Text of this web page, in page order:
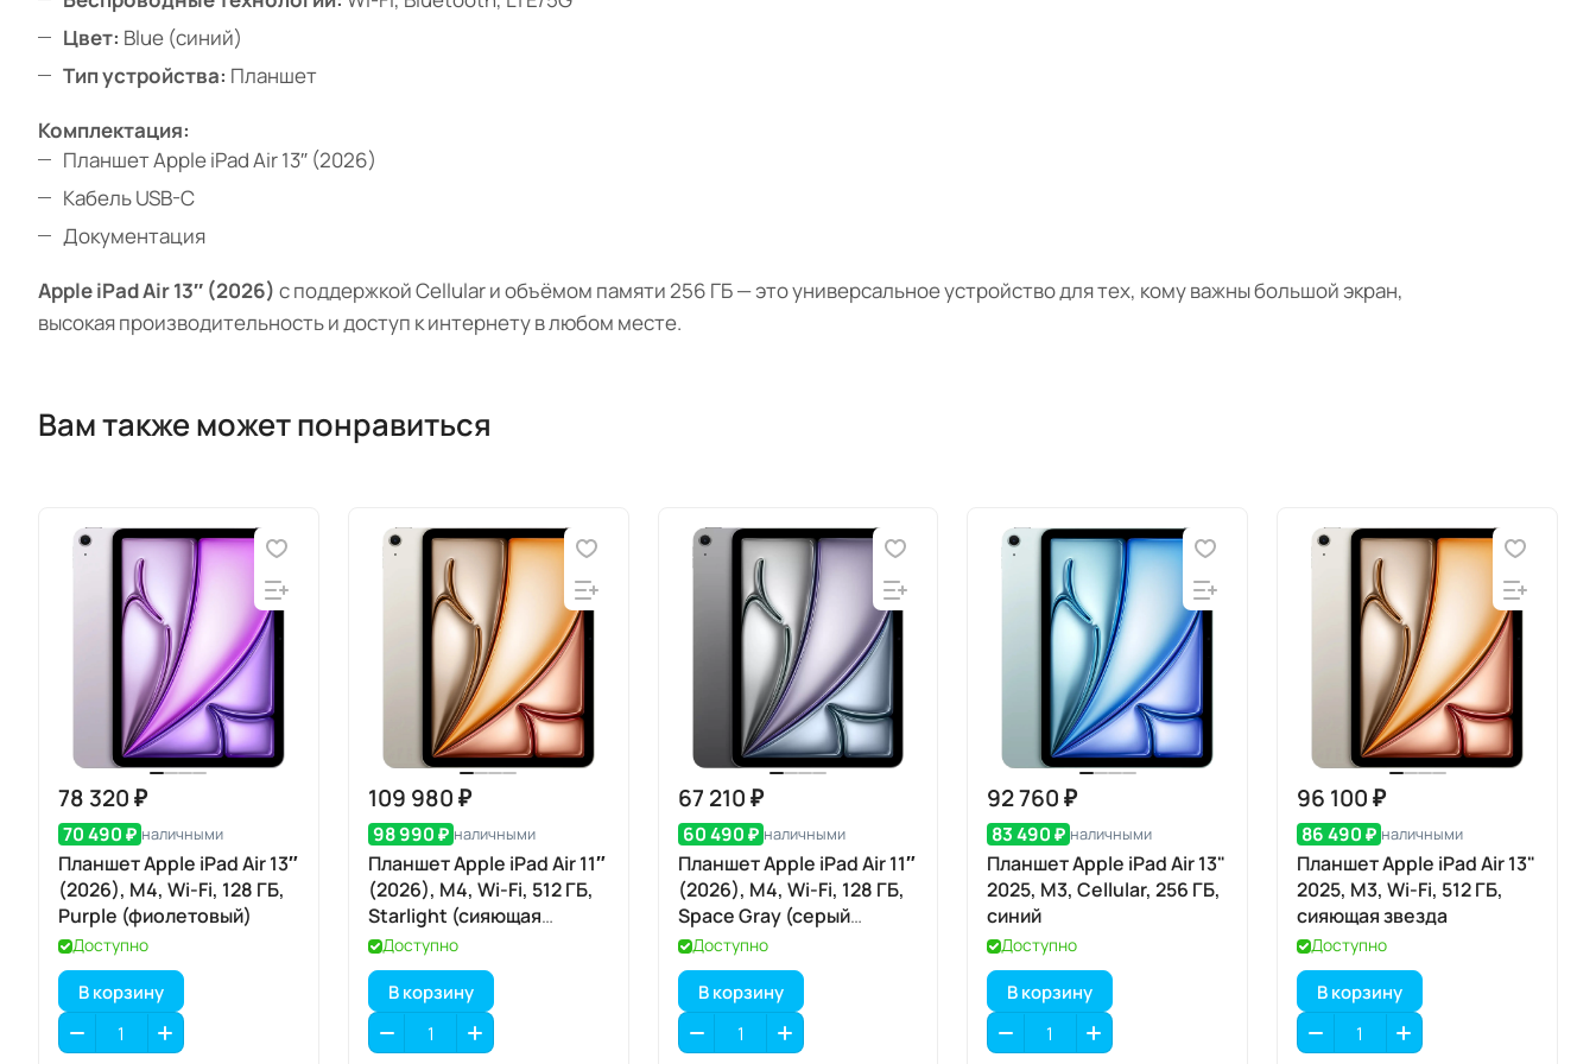
Цвет: Blue (синий)
Тип устройства: Планшет
Комплектация:
Планшет Apple iPad Air 13″ (2026)
Кабель USB-C
Документация
Apple iPad Air 13″ (2026) с поддержкой Cellular и объёмом памяти 256 ГБ — это универсальное устройство для тех, кому важны большой экран,
высокая производительность и доступ к интернету в любом месте.
Вам также может понравиться
78 320 ₽
70 490 ₽ наличными
Планшет Apple iPad Air 13″
(2026), M4, Wi-Fi, 128 ГБ,
Purple (фиолетовый)
Доступно
В корзину
109 980 ₽
98 990 ₽ наличными
Планшет Apple iPad Air 11″
(2026), M4, Wi-Fi, 512 ГБ,
Starlight (сияющая
звезда)
Доступно
В корзину
67 210 ₽
60 490 ₽ наличными
Планшет Apple iPad Air 11″
(2026), M4, Wi-Fi, 128 ГБ,
Space Gray (серый
космос)
Доступно
В корзину
92 760 ₽
83 490 ₽ наличными
Планшет Apple iPad Air 13"
2025, M3, Cellular, 256 ГБ,
синий
Доступно
В корзину
96 100 ₽
86 490 ₽ наличными
Планшет Apple iPad Air 13"
2025, M3, Wi-Fi, 512 ГБ,
сияющая звезда
Доступно
В корзину